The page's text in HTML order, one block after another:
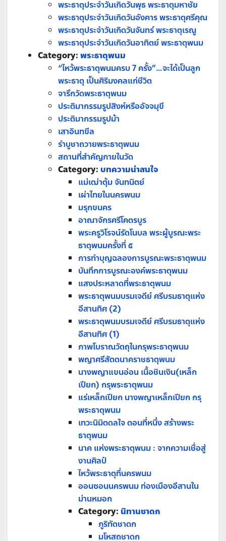
พระธาตุประจำวันเกิดวันพุธ พระธาตุมหาชัย
พระธาตุประจำวันเกิดวันอังคาร พระธาตุศรีคุณ
พระธาตุประจำวันเกิดวันจันทร์ พระธาตุเรณู
พระธาตุประจำวันเกิดวันอาทิตย์ พระธาตุพนม
Category: พระธาตุพนม
“ไหว้พระธาตุพนมครบ 7 ครั้ง”…จะได้เป็นลูก
พระธาตุ เป็นศิริมงคลแก่ชีวิต
จารึกวัดพระธาตุพนม
ประติมากรรมรูปสิงห์หรืออัจจมุขี
ประติมากรรมรูปม้า
เสาอินทขีล
รำบูชาถวายพระธาตุพนม
สถานที่สำคัญภายในวัด
Category: บทความน่าสนใจ
แม่เฒ่าตุ้ม จันทนิตย์
เผ่าไทยในนครพนม
มรุกขนคร
อาณาจักรศรีโคตรบูร
พระครูวิโรจน์รัตโนบล พระผู้บูรณะพระ
ธาตุพนมครั้งที่ ๕
การทำบุญฉลองการบูรณะพระธาตุพนม
บันทึกการบูรณะองค์พระธาตุพนม
แสงประหลาดที่พระธาตุพนม
พระธาตุพนมบรมเจดีย์ ศรีบรมธาตุแห่ง
อีสานทิศ (2)
พระธาตุพนมบรมเจดีย์ ศรีบรมธาตุแห่ง
อีสานทิศ (1)
ภาพโบราณวัตถุในกรุพระธาตุพนม
พญาศรีสัตตนาคราชธาตุพนม
นางพญาแขนอ่อน เนื้อชินเงิน(เหล็ก
เปียก) กรุพระธาตุพนม
แร่เหล็กเปียก นางพญาเหล็กเปียก กรุ
พระธาตุพนม
เทวะนิมิตดลใจ ตอนที่หนึ่ง สร้างพระ
ธาตุพนม
นาค แห่งพระธาตุพนม : จากความเชื่อสู่
งานศิลป์
ไหว้พระธาตุที่นครพนม
ออนซอนนครพนม ท่องเมืองอีสานใน
ม่านหมอก
Category: นิทานชาดก
ภูริทัตชาดก
มโหสถชาดก